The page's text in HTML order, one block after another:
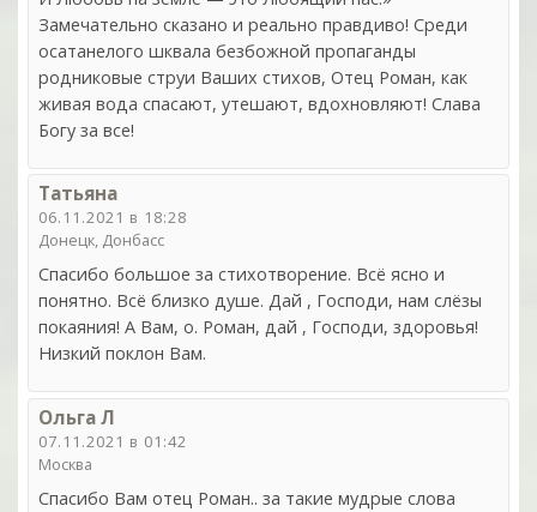
Замечательно сказано и реально правдиво! Среди
осатанелого шквала безбожной пропаганды
родниковые струи Ваших стихов, Отец Роман, как
живая вода спасают, утешают, вдохновляют! Слава
Богу за все!
Татьяна
06.11.2021 в 18:28
Донецк, Донбасс
Спасибо большое за стихотворение. Всё ясно и
понятно. Всё близко душе. Дай , Господи, нам слёзы
покаяния! А Вам, о. Роман, дай , Господи, здоровья!
Низкий поклон Вам.
Ольга Л
07.11.2021 в 01:42
Москва
Спасибо Вам отец Роман.. за такие мудрые слова